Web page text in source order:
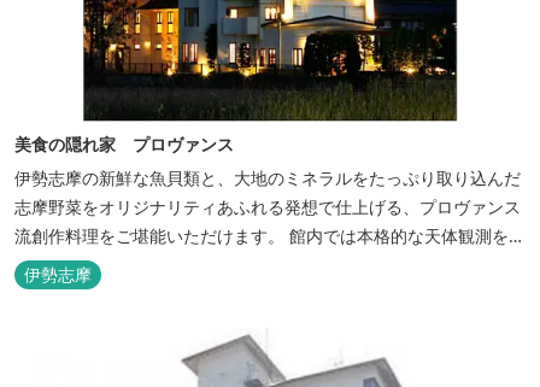
美食の隠れ家 プロヴァンス
伊勢志摩の新鮮な魚貝類と、大地のミネラルをたっぷり取り込んだ
志摩野菜をオリジナリティあふれる発想で仕上げる、プロヴァンス
流創作料理をご堪能いただけます。 館内では本格的な天体観測を日
数限定で開催。伊勢志摩の美しい星空を星空コンシェルジュがご案
内いたします。
伊勢志摩